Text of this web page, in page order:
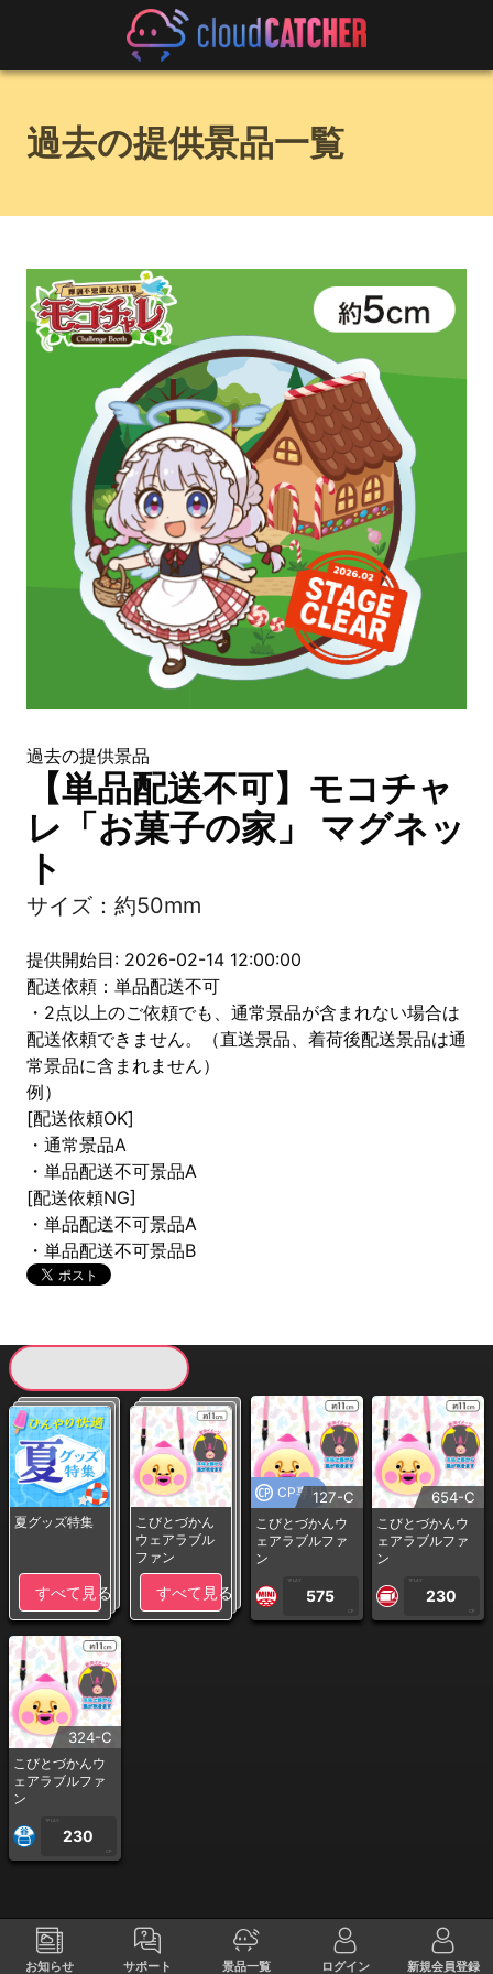
お知らせ サポート 景品一覧 ログイン 新規会員登録
過去の提供景品一覧
過去の提供景品
【単品配送不可】モコチャ
レ「お菓子の家」 マグネッ
ト
サイズ：約50mm
提供開始日: 2026-02-14 12:00:00
配送依頼：単品配送不可
・2点以上のご依頼でも、通常景品が含まれない場合は
配送依頼できません。（直送景品、着荷後配送景品は通
常景品に含まれません）
例）
[配送依頼OK]
・通常景品A
・単品配送不可景品A
[配送依頼NG]
・単品配送不可景品A
・単品配送不可景品B
夏グッズ特集
すべて見る
こびとづかん
ウェアラブル
ファン
すべて見る
CP専用127-C
こびとづかんウ
ェアラブルファ
ン
1PLAY
575
CP
654-C
こびとづかんウ
ェアラブルファ
ン
1PLAY
230
CP
324-C
こびとづかんウ
ェアラブルファ
ン
1PLAY
230
CP